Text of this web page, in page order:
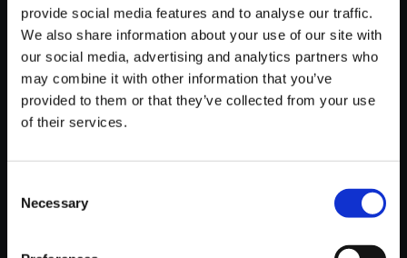
provide social media features and to analyse our traffic.
We also share information about your use of our site with
our social media, advertising and analytics partners who
may combine it with other information that you’ve
provided to them or that they’ve collected from your use
of their services.
Selection
Necessary
【単曲】E.X.TROOPERS - END
OF CONVERSATION End of C
onversation